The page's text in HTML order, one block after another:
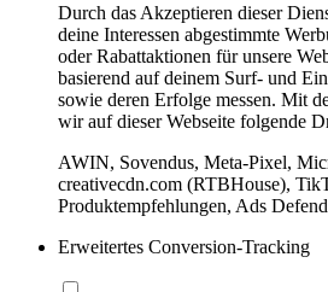
Durch das Akzeptieren dieser
deine Interessen abgestimmte
oder Rabattaktionen für unsere
basierend auf deinem Surf- und
sowie deren Erfolge messen. Mit
wir auf dieser Webseite folgende
AWIN, Sovendus, Meta-Pixel,
creativecdn.com (RTBHouse),
Produktempfehlungen, Ads
Erweitertes Conversion-Tracking